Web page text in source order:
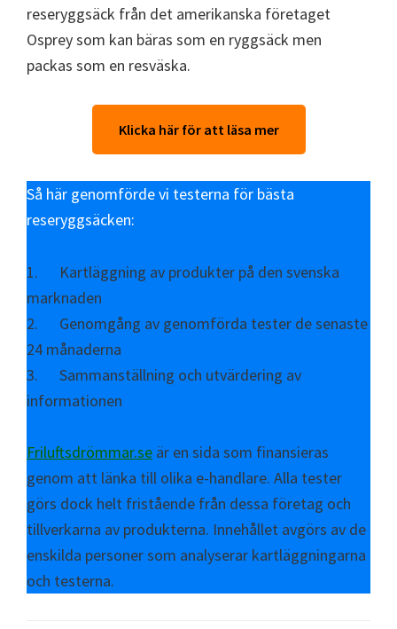
reseryggsäck från det amerikanska företaget
Osprey som kan bäras som en ryggsäck men
packas som en resväska.
Klicka här för att läsa mer
Så här genomförde vi testerna för bästa
reseryggsäcken:
1. Kartläggning av produkter på den svenska
marknaden
2. Genomgång av genomförda tester de senaste
24 månaderna
3. Sammanställning och utvärdering av
informationen
Friluftsdrömmar.se är en sida som finansieras
genom att länka till olika e-handlare. Alla tester
görs dock helt fristående från dessa företag och
tillverkarna av produkterna. Innehållet avgörs av de
enskilda personer som analyserar kartläggningarna
och testerna.